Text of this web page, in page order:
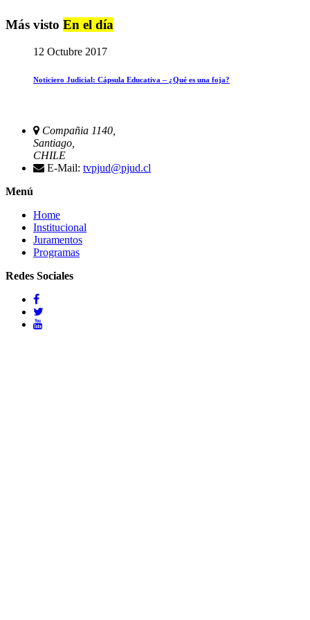
Más visto En el día
12 Octubre 2017
Noticiero Judicial: Cápsula Educativa – ¿Qué es una foja?
Compañia 1140,
Santiago,
CHILE
E-Mail: tvpjud@pjud.cl
Menú
Home
Institucional
Juramentos
Programas
Redes Sociales